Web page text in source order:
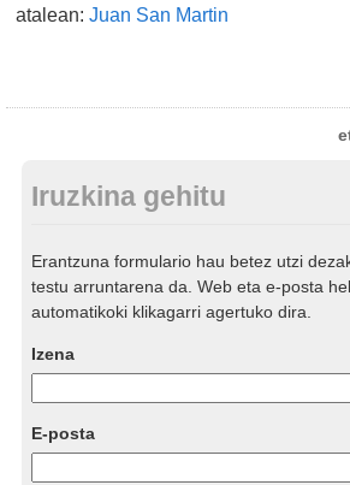
atalean:Juan San Martin
Iruzkina gehitu
Erantzuna formulario hau betez utzi
testu arruntarena da. Web eta e-posta
automatikoki klikagarri agertuko dira.
Izena
E-posta